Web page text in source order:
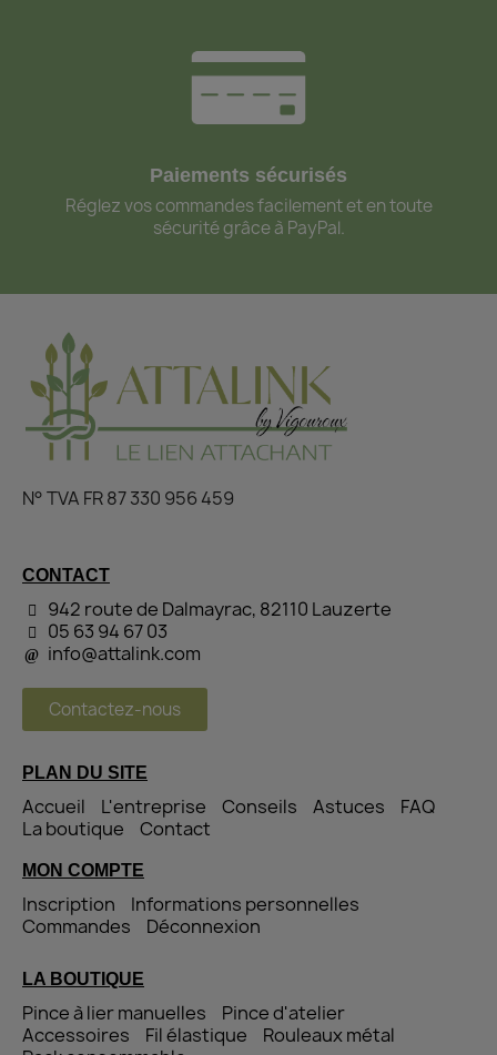
Paiements sécurisés
Réglez vos commandes facilement et en toute
sécurité grâce à PayPal.
N° TVA FR 87 330 956 459
CONTACT
942 route de Dalmayrac, 82110 Lauzerte
05 63 94 67 03
info@attalink.com
Contactez-nous
PLAN DU SITE
Accueil L'entreprise Conseils Astuces
FAQ
La boutique
Contact
MON COMPTE
Inscription
Informations personnelles
Commandes
Déconnexion
LA BOUTIQUE
Pince à lier manuelles
Pince d'atelier
Accessoires
Fil élastique
Rouleaux métal